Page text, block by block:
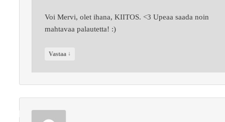
Voi Mervi, olet ihana, KIITOS. <3 Upeaa saada noin
mahtavaa palautetta! :)
Vastaa ↓